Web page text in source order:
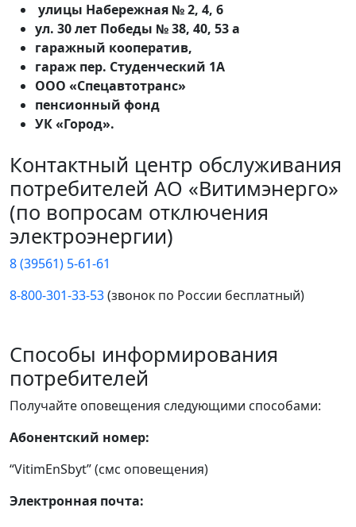
улицы Набережная № 2, 4, 6
ул. 30 лет Победы № 38, 40, 53 а
гаражный кооператив,
гараж пер. Студенческий 1А
ООО «Спецавтотранс»
пенсионный фонд
УК «Город».
Контактный центр обслуживания
потребителей АО «Витимэнерго»
(по вопросам отключения
электроэнергии)
8 (39561) 5-61-61
8-800-301-33-53(звонок по России бесплатный)
Способы информирования
потребителей
Получайте оповещения следующими способами:
Абонентский номер:
“VitimEnSbyt” (смс оповещения)
Электронная почта: